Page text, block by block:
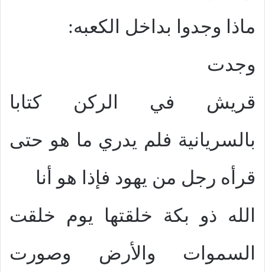
ماذا وجدوا بداخل الكعبه:
وجدت
قريش في الركن كتابا
بالسريانية فلم يدري ما هو حتى
قرأه رجل من يهود فإذا هو أنا
الله ذو بكة خلقتها يوم خلقت
السموات والأرض وصورت